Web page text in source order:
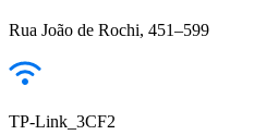
Rua João de Rochi, 451–599
TP-Link_3CF2